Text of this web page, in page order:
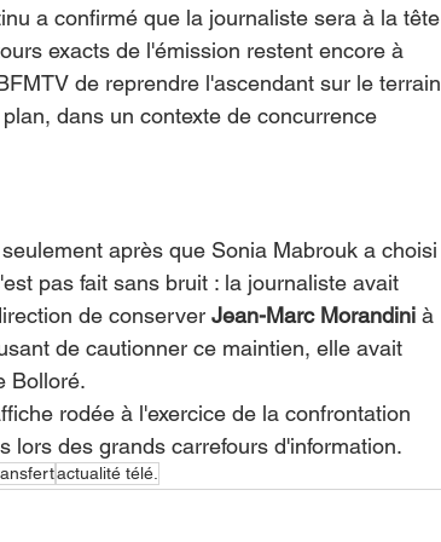
a confirmé que la journaliste sera à la tête
exacts de l'émission restent encore à
de reprendre l'ascendant sur le terrain
dans un contexte de concurrence
après que Sonia Mabrouk a choisi
pas fait sans bruit : la journaliste avait
de conserver Jean-Marc Morandini à
de cautionner ce maintien, elle avait
Bolloré.
rodée à l'exercice de la confrontation
lors des grands carrefours d'information.
actualité télé.